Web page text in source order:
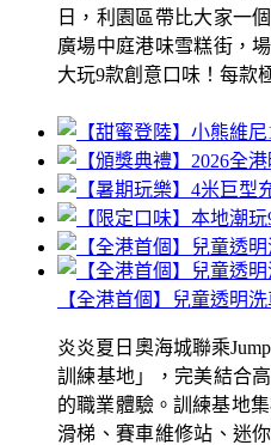
日，利園區帶比大家一
廣場中庭港味雪糕街，
大玩9款創意口味！每款
【全港首個】兒童透明
炎炎夏日奧海城聯乘
訓練基地」，完美結合
的職業體驗。訓練基地
滑梯、賽車維修站、迷